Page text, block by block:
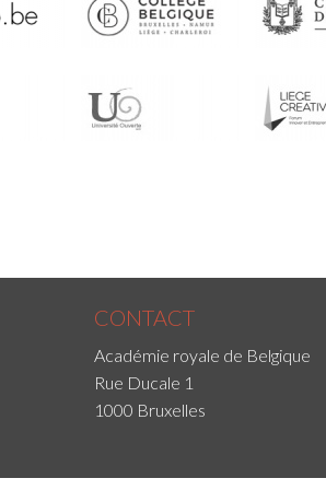
CONTACT
Académie royale de Belgique
Rue Ducale 1
1000 Bruxelles